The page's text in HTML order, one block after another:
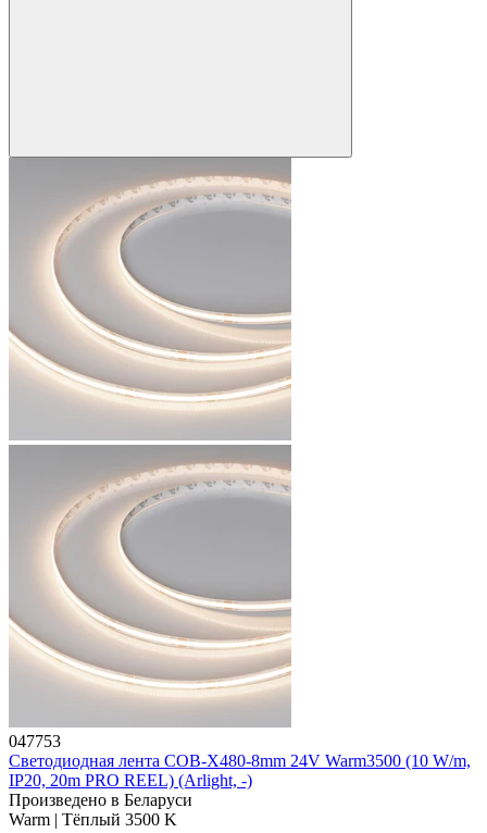
047753
Светодиодная лента COB-X480-8mm 24V Warm3500 (10 W/m,
IP20, 20m PRO REEL) (Arlight, -)
Произведено в Беларуси
Warm | Тёплый 3500 K